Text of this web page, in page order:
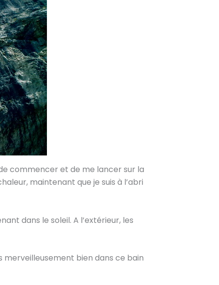
commencer et de me lancer sur la
maintenant que je suis à l’abri
dans le soleil. A l’extérieur, les
merveilleusement bien dans ce bain